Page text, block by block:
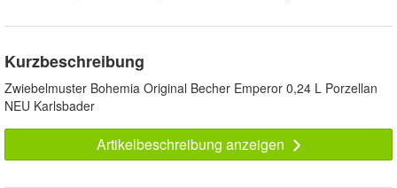
Kurzbeschreibung
Zwiebelmuster Bohemia Original Becher Emperor 0,24 L Porzellan
NEU Karlsbader
Artikelbeschreibung anzeigen